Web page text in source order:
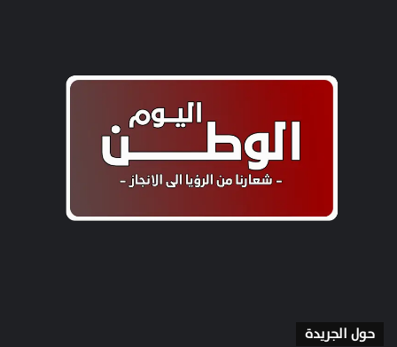
حول الجريدة